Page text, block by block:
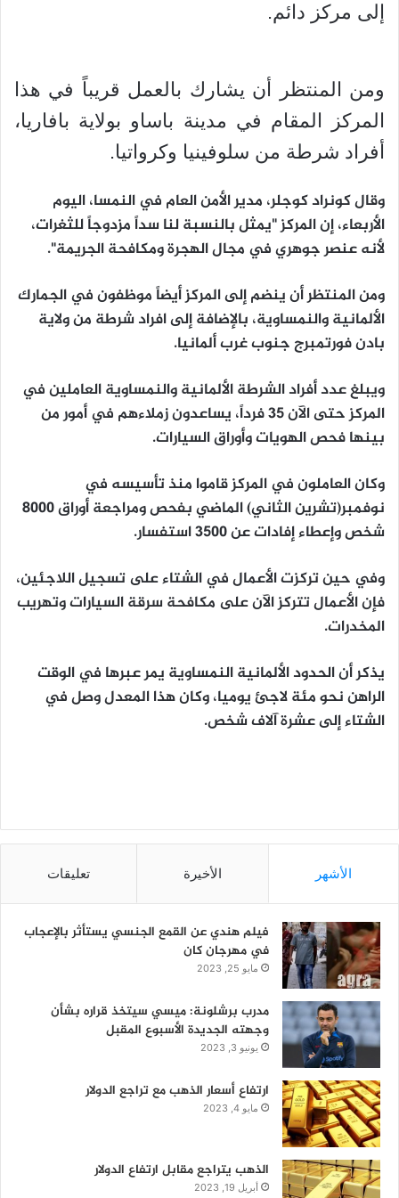
إلى مركز دائم.
ومن المنتظر أن يشارك بالعمل قريباً في هذا
المركز المقام في مدينة باساو بولاية بافاريا،
أفراد شرطة من سلوفينيا وكرواتيا.
وقال كونراد كوجلر، مدير الأمن العام في النمسا، اليوم
الأربعاء، إن المركز "يمثل بالنسبة لنا سداً مزدوجاً للثغرات،
لأنه عنصر جوهري في مجال الهجرة ومكافحة الجريمة".
ومن المنتظر أن ينضم إلى المركز أيضاً موظفون في الجمارك
الألمانية والنمساوية، بالإضافة إلى افراد شرطة من ولاية
بادن فورتمبرج جنوب غرب ألمانيا.
ويبلغ عدد أفراد الشرطة الألمانية والنمساوية العاملين في
المركز حتى الآن 35 فرداً، يساعدون زملاءهم في أمور من
بينها فحص الهويات وأوراق السيارات.
وكان العاملون في المركز قاموا منذ تأسيسه في
نوفمبر(تشرين الثاني) الماضي بفحص ومراجعة أوراق 8000
شخص وإعطاء إفادات عن 3500 استفسار.
وفي حين تركزت الأعمال في الشتاء على تسجيل اللاجئين،
فإن الأعمال تتركز الآن على مكافحة سرقة السيارات وتهريب
المخدرات.
يذكر أن الحدود الألمانية النمساوية يمر عبرها في الوقت
الراهن نحو مئة لاجئ يوميا، وكان هذا المعدل وصل في
الشتاء إلى عشرة آلاف شخص.
الأشهر الأخيرة تعليقات
فيلم هندي عن القمع الجنسي يستأثر بالإعجاب
في مهرجان كان
مايو 25, 2023
مدرب برشلونة: ميسي سيتخذ قراره بشأن
وجهته الجديدة الأسبوع المقبل
يونيو 3, 2023
ارتفاع أسعار الذهب مع تراجع الدولار
مايو 4, 2023
الذهب يتراجع مقابل ارتفاع الدولار
أبريل 19, 2023